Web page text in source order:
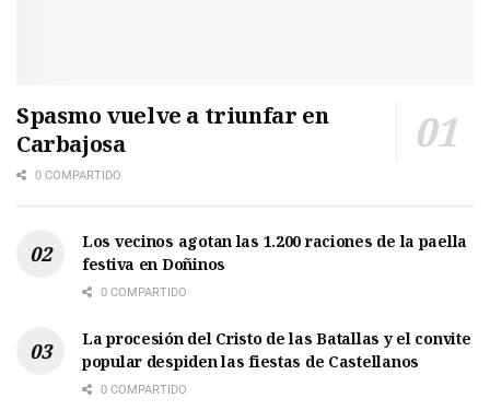
Spasmo vuelve a triunfar en
Carbajosa
0 COMPARTIDO
Los vecinos agotan las 1.200 raciones de la paella
festiva en Doñinos
0 COMPARTIDO
La procesión del Cristo de las Batallas y el convite
popular despiden las fiestas de Castellanos
0 COMPARTIDO